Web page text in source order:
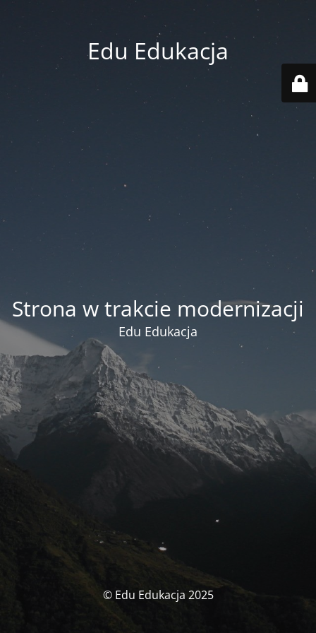
Edu Edukacja
Strona w trakcie modernizacji
Edu Edukacja
© Edu Edukacja 2025